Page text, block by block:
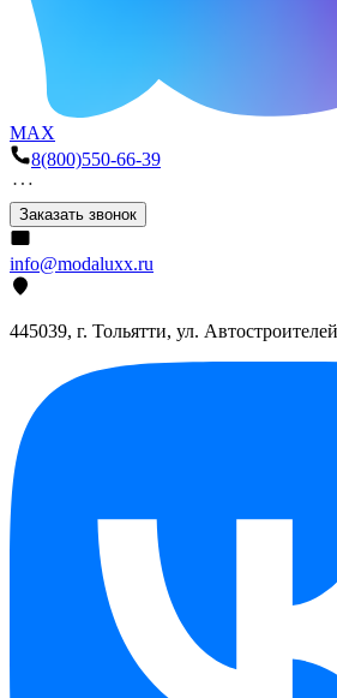
MAX
8(800)550-66-39
Заказать звонок
info@modaluxx.ru
445039, г. Тольятти, ул.